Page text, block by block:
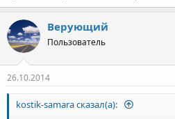
Верующий
Пользователь
26.10.2014
kostik-samara сказал(а):